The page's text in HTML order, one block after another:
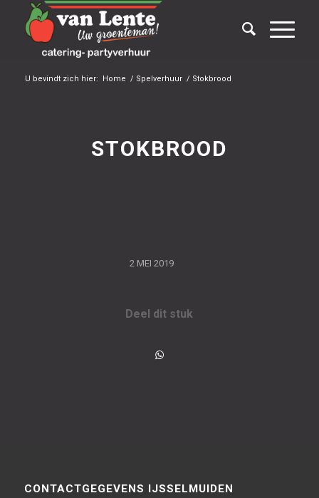
U bevindt zich hier: Home / Spelverhuur / Stokbrood
STOKBROOD
2 MEI 2019
/
Deel dit stuk
CONTACTGEGEVENS IJSSELMUIDEN